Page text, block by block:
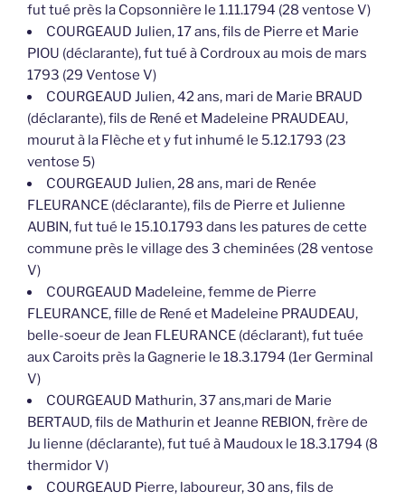
fut tué près la Copsonnière le 1.11.1794 (28 ventose V)
COURGEAUD Julien, 17 ans, fils de Pierre et Marie
PIOU (déclarante), fut tué à Cordroux au mois de mars
1793 (29 Ventose V)
COURGEAUD Julien, 42 ans, mari de Marie BRAUD
(déclarante), fils de René et Madeleine PRAUDEAU,
mourut à la Flèche et y fut inhumé le 5.12.1793 (23
ventose 5)
COURGEAUD Julien, 28 ans, mari de Renée
FLEURANCE (déclarante), fils de Pierre et Julienne
AUBIN, fut tué le 15.10.1793 dans les patures de cette
commune près le village des 3 cheminées (28 ventose
V)
COURGEAUD Madeleine, femme de Pierre
FLEURANCE, fille de René et Madeleine PRAUDEAU,
belle-soeur de Jean FLEURANCE (déclarant), fut tuée
aux Caroits près la Gagnerie le 18.3.1794 (1er Germinal
V)
COURGEAUD Mathurin, 37 ans,mari de Marie
BERTAUD, fils de Mathurin et Jeanne REBION, frère de
Ju lienne (déclarante), fut tué à Maudoux le 18.3.1794 (8
thermidor V)
COURGEAUD Pierre, laboureur, 30 ans, fils de